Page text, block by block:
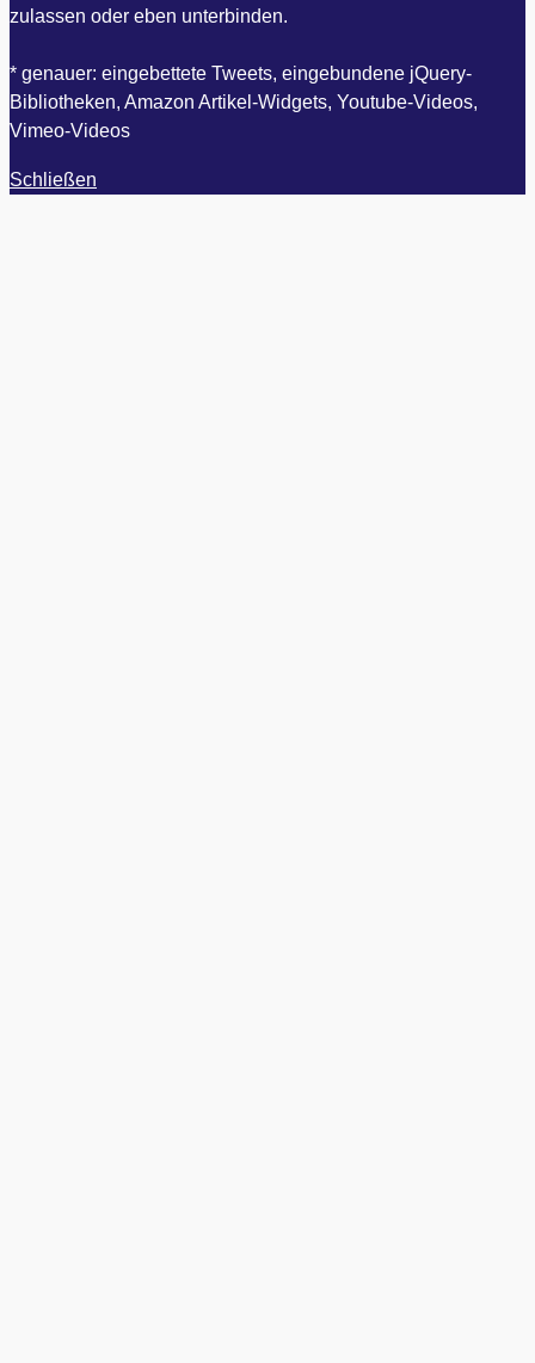
zulassen oder eben unterbinden.
* genauer: eingebettete Tweets, eingebundene jQuery-
Bibliotheken, Amazon Artikel-Widgets, Youtube-Videos,
Vimeo-Videos
Schließen